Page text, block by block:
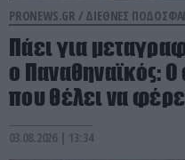
PRONEWS.GR / ΔΙΕΘΝΕΣ
Πάει για
ο Παναθηναϊκός: Ο
που θέλει να
03.08.2026 | 13:34